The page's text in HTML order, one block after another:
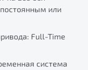
или
Full-Time
система